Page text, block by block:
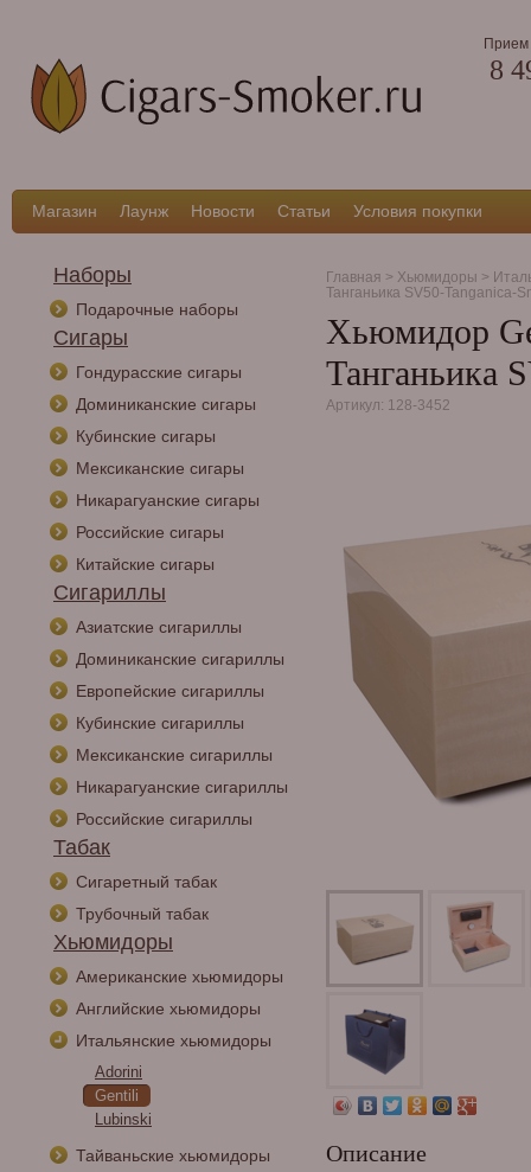
Прием
8
Магазин Лаунж Новости Статьи Условия покупки
Наборы
Подарочные наборы
Сигары
Гондурасские сигары
Доминиканские сигары
Кубинские сигары
Мексиканские сигары
Никарагуанские сигары
Российские сигары
Китайские сигары
Сигариллы
Азиатские сигариллы
Доминиканские сигариллы
Европейские сигариллы
Кубинские сигариллы
Мексиканские сигариллы
Никарагуанские сигариллы
Российские сигариллы
Табак
Сигаретный табак
Трубочный табак
Хьюмидоры
Американские хьюмидоры
Английские хьюмидоры
Итальянские хьюмидоры
Adorini
Gentili
Lubinski
Тайваньские хьюмидоры
Главная > Хьюмидоры >
Танганьика SV50-Tanganica-
Хьюмидор
Танганьика
Артикул: 128-3452
Описание